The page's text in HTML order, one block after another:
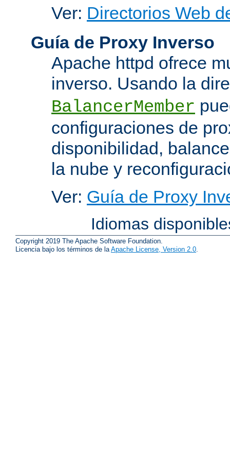
Ver: Directorios Web
Guía de Proxy Inverso
Apache httpd ofrece
inverso. Usando la
BalancerMember
configuraciones de
disponibilidad,
la nube y
Ver: Guía de Proxy
Idiomas
Copyright 2019 The Apache Software Foundation.
Licencia bajo los términos de laApache License, Version 2.0.